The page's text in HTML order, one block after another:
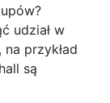
udział w
przykład
są